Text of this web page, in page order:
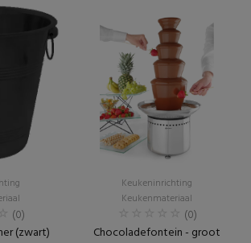
(0)
(zwart)
Keukeninrichting
Keukenmateriaal
(0)
Chocoladefontein - groot